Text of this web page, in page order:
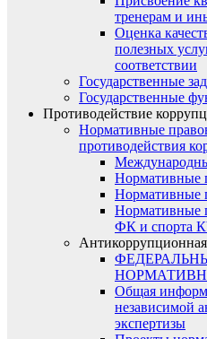
тренерам и
Оценка
полезных
соответствии
Государственные
Государственные
Противодействие
Нормативные
противодействия
Нормативные
Нормативные
Нормативные
ФК и спорта
Антикоррупционная
Общая
независимой
экспертизы